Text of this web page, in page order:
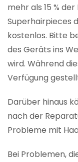
mehr als 15 %
Superhairpieces
kostenlos. Bitte
des Geräts ins
wird. Während
Verfügung
Darüber hinaus
nach der
Probleme mit
Bei Problemen,